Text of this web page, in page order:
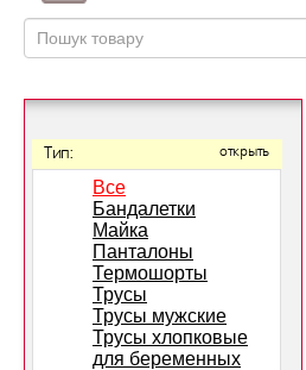
Тип: открыть
Все
Бандалетки
Майка
Панталоны
Термошорты
Трусы
Трусы мужские
Трусы хлопковые
для беременных